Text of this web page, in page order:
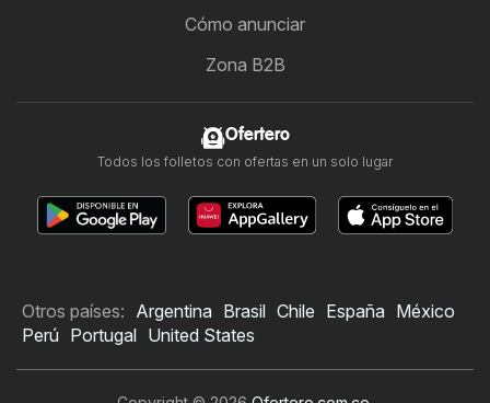
Cómo anunciar
Zona B2B
Ofertero
Todos los folletos con ofertas en un solo lugar
Otros países: Argentina Brasil Chile España México
Perú Portugal United States